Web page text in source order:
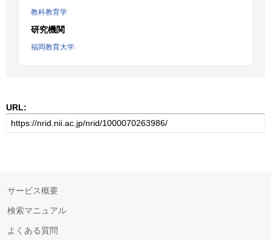
教科教育学
研究機関
福岡教育大学
URL:
サービス概要
検索マニュアル
よくある質問